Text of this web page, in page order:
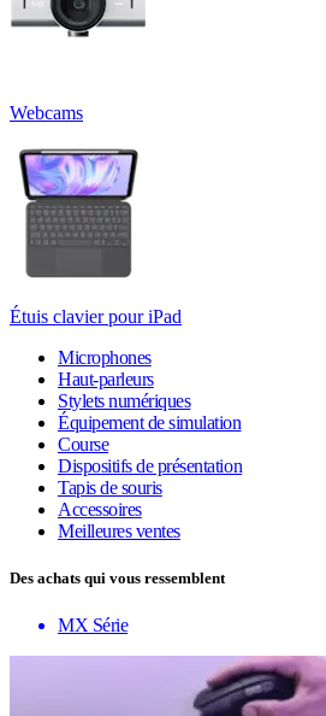
Webcams
Étuis clavier pour iPad
Microphones
Haut-parleurs
Stylets numériques
Équipement de simulation
Course
Dispositifs de présentation
Tapis de souris
Accessoires
Meilleures ventes
Des achats qui vous ressemblent
MX Série